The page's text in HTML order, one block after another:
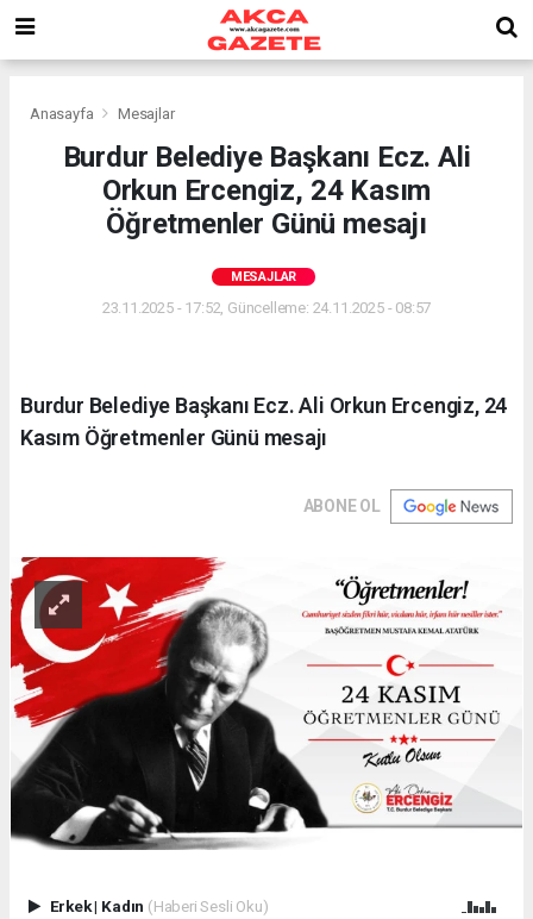
Anasayfa Mesajlar
Burdur Belediye Başkanı Ecz. Ali
Orkun Ercengiz, 24 Kasım
Öğretmenler Günü mesajı
MESAJLAR
23.11.2025 - 17:52, Güncelleme: 24.11.2025 - 08:57
Burdur Belediye Başkanı Ecz. Ali Orkun Ercengiz, 24
Kasım Öğretmenler Günü mesajı
ABONE OL
Erkek| Kadın (Haberi Sesli Oku)